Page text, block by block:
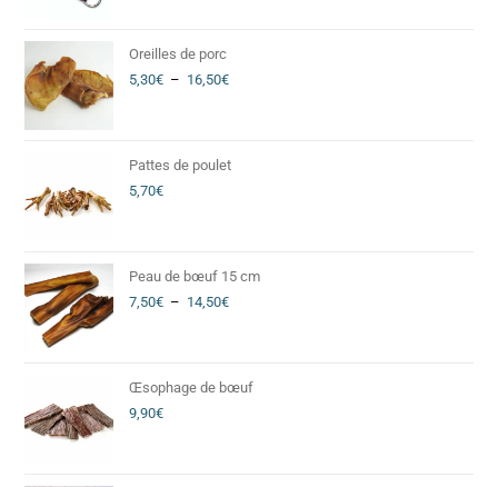
Oreilles de porc
5,30€ – 16,50€
Pattes de poulet
5,70€
Peau de bœuf 15 cm
7,50€ – 14,50€
Œsophage de bœuf
9,90€